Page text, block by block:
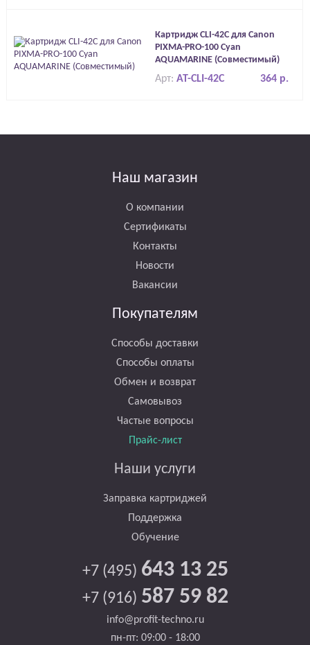
Картридж CLI-42C для Canon
PIXMA-PRO-100 Cyan
AQUAMARINE (Совместимый)
364 р.
Арт:AT-CLI-42C
Наш магазин
О компании
Сертификаты
Контакты
Новости
Вакансии
Покупателям
Способы доставки
Способы оплаты
Обмен и возврат
Самовывоз
Частые вопросы
Прайс-лист
Наши услуги
Заправка картриджей
Поддержка
Обучение
+7 (495) 643 13 25
+7 (916) 587 59 82
info@profit-techno.ru
пн-пт: 09:00 - 18:00